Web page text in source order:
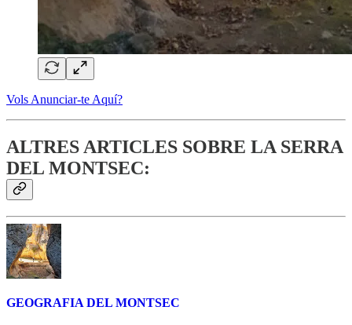
Vols Anunciar-te Aquí?
ALTRES ARTICLES SOBRE LA SERRA
DEL MONTSEC:
GEOGRAFIA DEL MONTSEC